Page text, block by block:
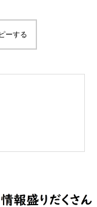
ーする